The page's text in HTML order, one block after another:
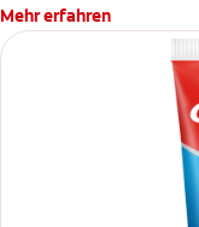
Mehr erfahren